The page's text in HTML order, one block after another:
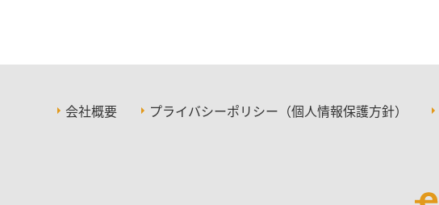
会社概要 プライバシーポリシー（個人情報保護方針）